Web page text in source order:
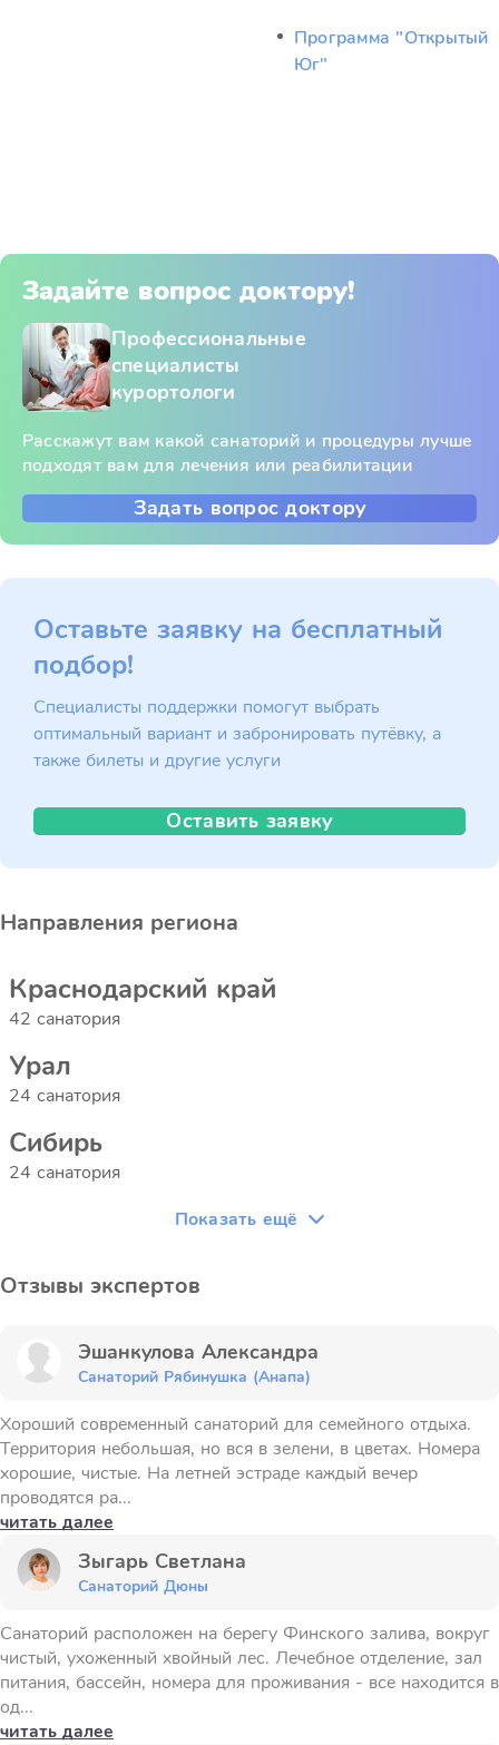
Программа "Открытый
Юг"
Задайте вопрос доктору!
Профессиональные
специалисты
курортологи
Расскажут вам какой санаторий и процедуры лучше
подходят вам для лечения или реабилитации
Задать вопрос доктору
Оставьте заявку на бесплатный
подбор!
Специалисты поддержки помогут выбрать
оптимальный вариант и забронировать путёвку, а
также билеты и другие услуги
Оставить заявку
Направления региона
Краснодарский край
42 санатория
Урал
24 санатория
Сибирь
24 санатория
Показать ещё
Отзывы экспертов
Эшанкулова Александра
Санаторий Рябинушка (Анапа)
Хороший современный санаторий для семейного отдыха.
Территория небольшая, но вся в зелени, в цветах. Номера
хорошие, чистые. На летней эстраде каждый вечер
проводятся ра...
читать далее
Зыгарь Светлана
Санаторий Дюны
Санаторий расположен на берегу Финского залива, вокруг
чистый, ухоженный хвойный лес. Лечебное отделение, зал
питания, бассейн, номера для проживания - все находится в
од...
читать далее